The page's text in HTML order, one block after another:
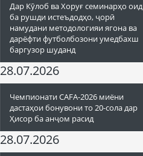
Дар Кӯлоб ва Хоруғ семинарҳо оид
ба рушди истеъдодҳо, ҷорӣ
намудани методологияи ягона ва
дарёфти футболбозони умедбахш
баргузор шуданд
28.07.2026
Чемпионати CAFA-2026 миёни
дастаҳои бонувони то 20-сола дар
Ҳисор ба анҷом расид
28.07.2026